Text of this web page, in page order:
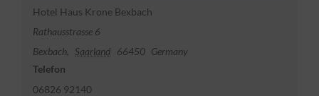
Hotel Haus Krone Bexbach
Rathausstrasse 6
Bexbach, Saarland 66450 Germany
Telefon
06826 92140